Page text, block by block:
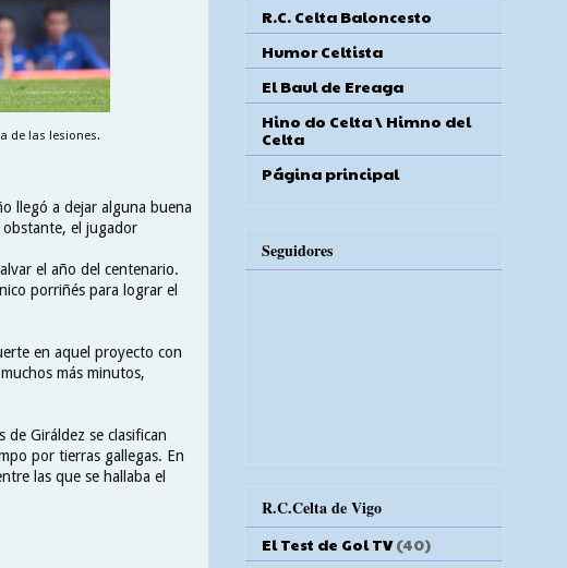
de las lesiones.
llegó a dejar alguna buena
el jugador
el año del centenario.
porriñés para lograr el
en aquel proyecto con
más minutos,
Giráldez se clasifican
por tierras gallegas. En
las que se hallaba el
R.C. Celta Baloncesto
Humor Celtista
El Baul de Ereaga
Hino do Celta \ Himno del
Celta
Página principal
Seguidores
R.C.Celta de Vigo
El Test de Gol TV (40)